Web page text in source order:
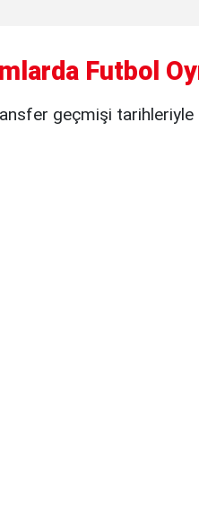
Futbol
geçmişi tarihleriyle